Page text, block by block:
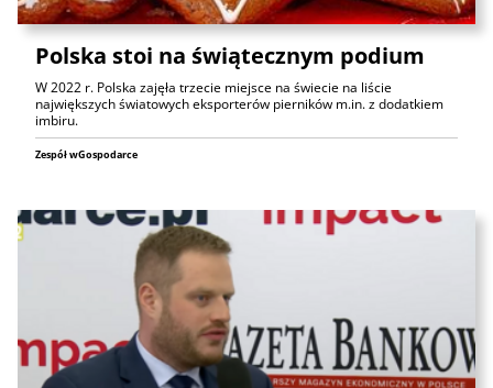
Polska stoi na świątecznym podium
W 2022 r. Polska zajęła trzecie miejsce na świecie na liście
największych światowych eksporterów pierników m.in. z dodatkiem
imbiru.
Zespół wGospodarce